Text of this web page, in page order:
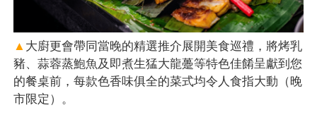
▲ 大廚更會帶同當晚的精選推介展開美食巡禮，將烤乳
豬、蒜蓉蒸鮑魚及即煮生猛大龍躉等特色佳餚呈獻到您
的餐桌前，每款色香味俱全的菜式均令人食指大動（晚
市限定）。